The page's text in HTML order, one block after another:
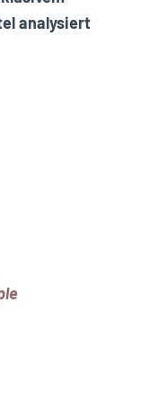
analysiert